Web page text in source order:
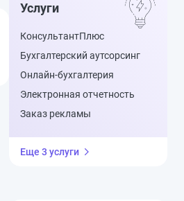
Услуги
КонсультантПлюс
Бухгалтерский аутсорсинг
Онлайн-бухгалтерия
Электронная отчетность
Заказ рекламы
Еще 3 услуги